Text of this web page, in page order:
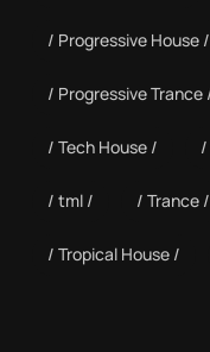
Progressive House
Progressive Trance
Tech House
tml Trance
Tropical House